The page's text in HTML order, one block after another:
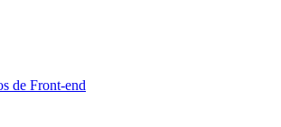
de Front-end